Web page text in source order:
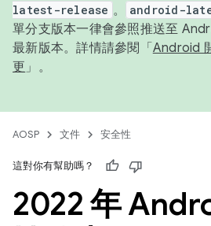
latest-release 。 android-
單分支版本一律會參照推送至
最新版本。詳情請參閱「 Android
更 」。
AOSP 文件 安全性
這對你有幫助嗎？
2022 年